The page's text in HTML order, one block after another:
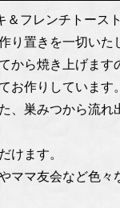
フレンチトース
り置きを一切いた
から焼き上げます
お作りしています
、巣みつから流れ
けます。
ママ友会など色々